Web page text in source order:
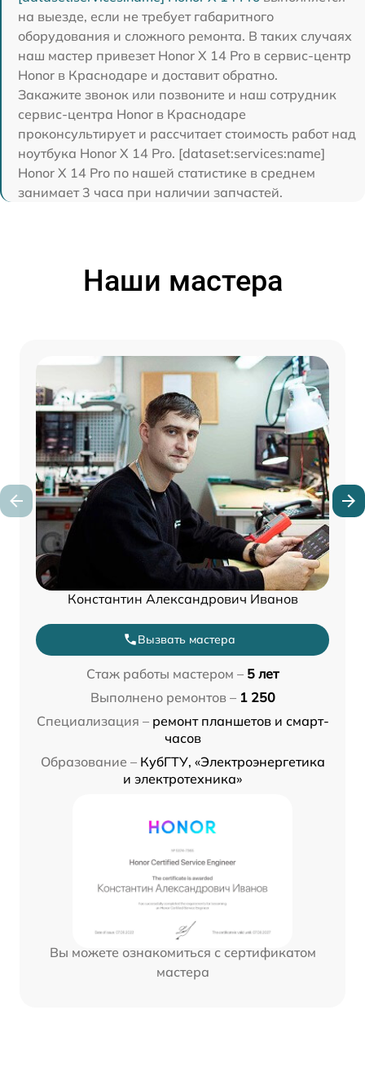
на выезде, если не требует габаритного
оборудования и сложного ремонта. В таких случаях
наш мастер привезет Honor X 14 Pro в сервис-центр
Honor в Краснодаре и доставит обратно.
Закажите звонок или позвоните и наш сотрудник
сервис-центра Honor в Краснодаре
проконсультирует и рассчитает стоимость работ над
ноутбука Honor X 14 Pro. [dataset:services:name]
Honor X 14 Pro по нашей статистике в среднем
занимает 3 часа при наличии запчастей.
Наши мастера
Константин Александрович Иванов
Вызвать мастера
Стаж работы мастером – 5 лет
Выполнено ремонтов – 1 250
Специализация – ремонт планшетов и смарт-
часов
Образование – КубГТУ, «Электроэнергетика
и электротехника»
Вы можете ознакомиться с сертификатом
мастера